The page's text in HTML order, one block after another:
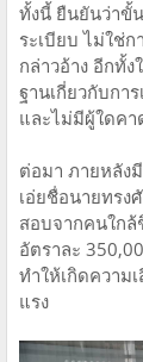
ทั้งนี้ ยืนยันว่าขั้
ระเบียบ ไม่ใช่
กล่าวอ้าง อีกทั้
ฐานเกี่ยวกับกา
และไม่มีผู้ใดค
ต่อมา ภายหลัง
เอ่ยชื่อนายทรง
สอบจากคนใกล้
อัตราละ
ทำให้เกิดความ
แรง